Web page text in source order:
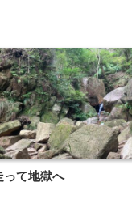
って地獄へ